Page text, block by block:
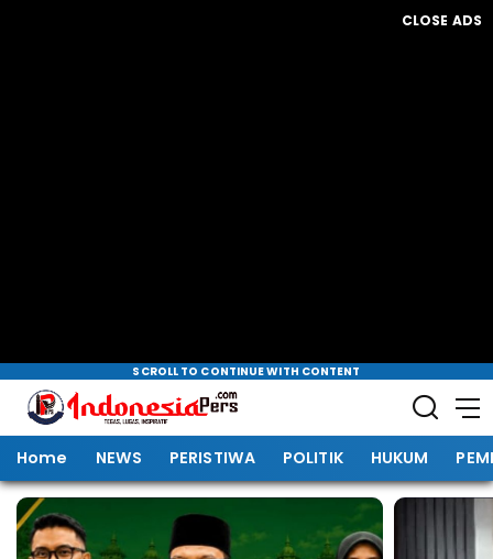
CLOSE ADS
SCROLL TO CONTINUE WITH CONTENT
Home NEWS PERISTIWA POLITIK HUKUM
Headline